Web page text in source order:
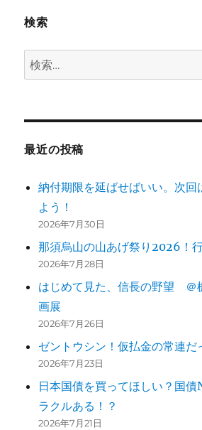
検索
検
索:
最近の投稿
納付期限を延ばせばいい。次回
よう！
2026年7月30日
那須烏山の山あげ祭り2026！
2026年7月28日
はじめて見た、信長の野望 ＠
画展
2026年7月26日
ゼントウシン！仮払金の常連だ
2026年7月23日
日本国債を買ってほしい？国債
ラクルある！？
2026年7月21日